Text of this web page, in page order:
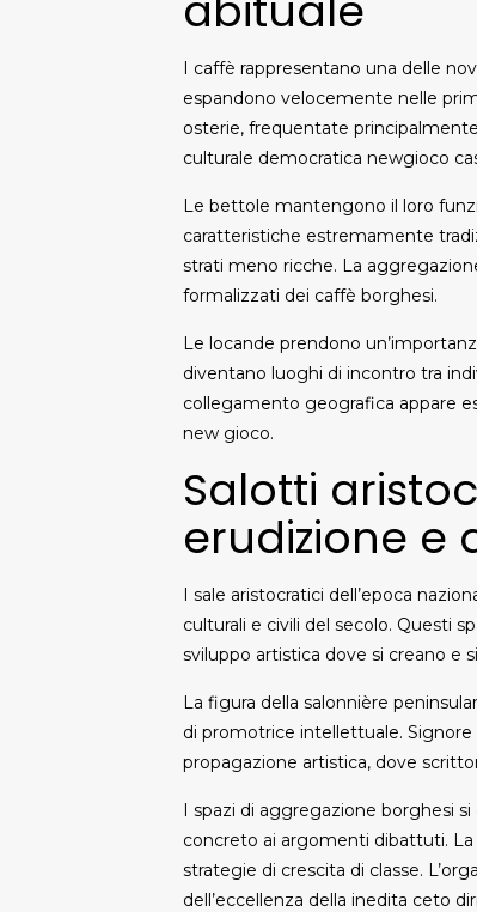
I caffè rappresentano una delle
espandono velocemente nelle
osterie, frequentate
culturale democratica newgioco
Le bettole mantengono il loro
caratteristiche estremamente
strati meno ricche. La
formalizzati dei caffè borghesi.
Le locande prendono
diventano luoghi di incontro tra
collegamento geografica appare
new gioco.
Salotti
erudizione e
I sale aristocratici dell’epoca
culturali e civili del secolo. Questi
sviluppo artistica dove si creano e
La figura della salonnière
di promotrice intellettuale.
propagazione artistica, dove
I spazi di aggregazione borghesi
concreto ai argomenti dibattuti. La
strategie di crescita di classe.
dell’eccellenza della inedita ceto